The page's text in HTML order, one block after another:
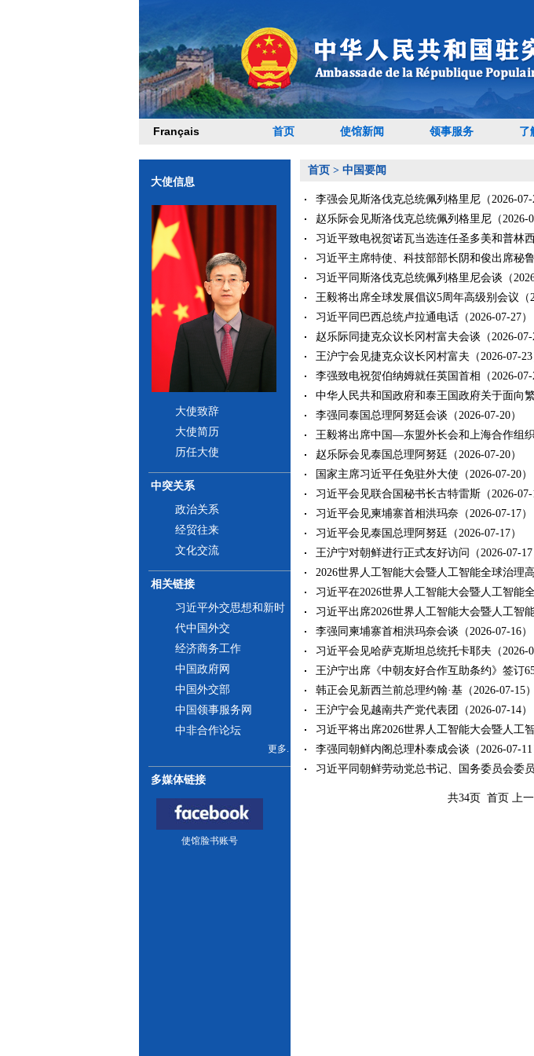
Français 首页 使馆新闻 领事服务 了
大使信息
大使致辞
大使简历
历任大使
中突关系
政治关系
经贸往来
文化交流
相关链接
习近平外交思想和新时
代中国外交
经济商务工作
中国政府网
中国外交部
中国领事服务网
中非合作论坛
更多.
多媒体链接
使馆脸书账号
首页> 中国要闻
李强会见斯洛伐克总统佩列格里尼（2026-07-
赵乐际会见斯洛伐克总统佩列格里尼（2026-
习近平致电祝贺诺瓦当选连任圣多美和普林西
习近平主席特使、科技部部长阴和俊出席秘
习近平同斯洛伐克总统佩列格里尼会谈（
王毅将出席全球发展倡议5周年高级别会议（
习近平同巴西总统卢拉通电话（2026-07-27）
赵乐际同捷克众议长冈村富夫会谈（2026-07-
王沪宁会见捷克众议长冈村富夫（2026-07-23
李强致电祝贺伯纳姆就任英国首相（2026-07-
中华人民共和国政府和泰王国政府关于面向
李强同泰国总理阿努廷会谈（2026-07-20）
王毅将出席中国—东盟外长会和上海合作组
赵乐际会见泰国总理阿努廷（2026-07-20）
国家主席习近平任免驻外大使（2026-07-20）
习近平会见联合国秘书长古特雷斯（2026-07-
习近平会见柬埔寨首相洪玛奈（2026-07-17）
习近平会见泰国总理阿努廷（2026-07-17）
王沪宁对朝鲜进行正式友好访问（2026-07-17
2026世界人工智能大会暨人工智能全球治理
习近平在2026世界人工智能大会暨人工智能
习近平出席2026世界人工智能大会暨人工智
李强同柬埔寨首相洪玛奈会谈（2026-07-16）
习近平会见哈萨克斯坦总统托卡耶夫（2026-
王沪宁出席《中朝友好合作互助条约》签订
韩正会见新西兰前总理约翰·基（2026-07-15）
王沪宁会见越南共产党代表团（2026-07-14）
习近平将出席2026世界人工智能大会暨人工
李强同朝鲜内阁总理朴泰成会谈（2026-07-11
习近平同朝鲜劳动党总书记、国务委员会委
共34页 首页 上